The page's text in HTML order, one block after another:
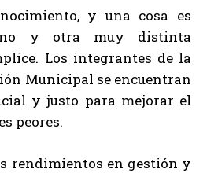
y una cosa es
y otra muy distinta
Los integrantes de la
Municipal se encuentran
y justo para mejorar el
peores.
rendimientos en gestión y